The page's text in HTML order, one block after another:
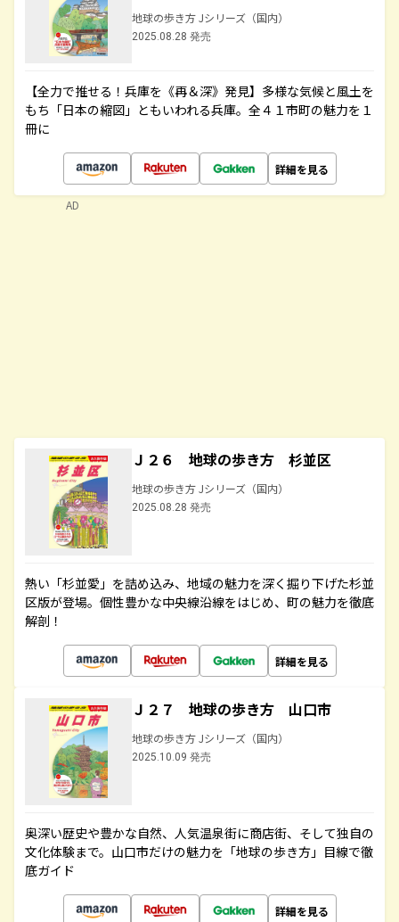
地球の歩き方 Jシリーズ（国内）
2025.08.28 発売
【全力で推せる！兵庫を《再＆深》発見】多様な気候と風土を
もち「日本の縮図」ともいわれる兵庫。全４１市町の魅力を１
冊に
詳細を見る
Ｊ２６ 地球の歩き方 杉並区
地球の歩き方 Jシリーズ（国内）
2025.08.28 発売
熱い「杉並愛」を詰め込み、地域の魅力を深く掘り下げた杉並
区版が登場。個性豊かな中央線沿線をはじめ、町の魅力を徹底
解剖！
詳細を見る
Ｊ２７ 地球の歩き方 山口市
地球の歩き方 Jシリーズ（国内）
2025.10.09 発売
奥深い歴史や豊かな自然、人気温泉街に商店街、そして独自の
文化体験まで。山口市だけの魅力を「地球の歩き方」目線で徹
底ガイド
詳細を見る
AD